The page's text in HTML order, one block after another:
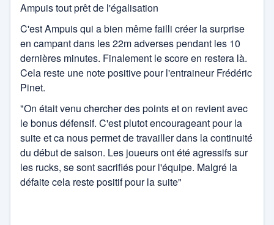
Danse sportive
US Côtes d'Arey Rugby
cyclisme
Danse
Football
Hand ball
Pétanque
Rugby
Ampuis tout prêt de l'égalisation
C'est Ampuis qui a bien même failli créer la surprise
en campant dans les 22m adverses pendant les 10
dernières minutes. Finalement le score en restera là.
Cela reste une note positive pour l'entraineur Frédéric
Pinet.
"On était venu chercher des points et on revient avec
le bonus défensif. C'est plutot encourageant pour la
suite et ca nous permet de travailler dans la continuité
du début de saison. Les joueurs ont été agressifs sur
les rucks, se sont sacrifiés pour l'équipe. Malgré la
défaite cela reste positif pour la suite"